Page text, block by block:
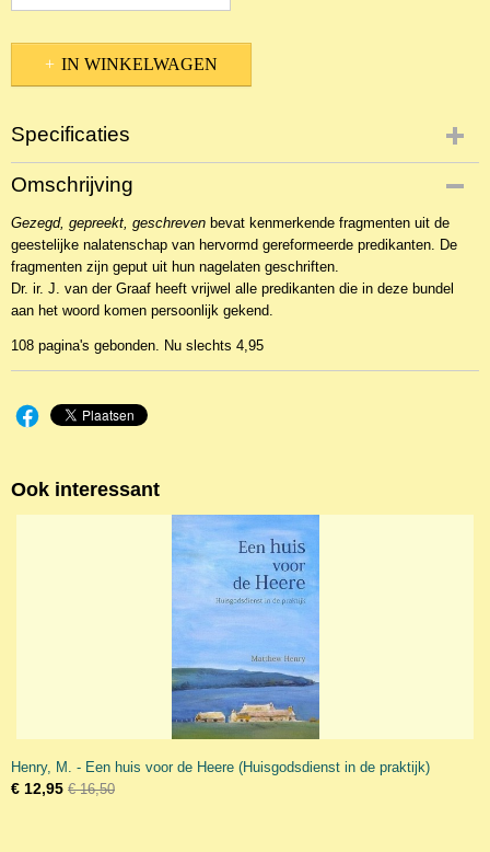
IN WINKELWAGEN
Specificaties
Productcode
NBKTDi-257
EAN code
9789033630453
Omschrijving
Gezegd, gepreekt, geschreven bevat kenmerkende fragmenten uit de
geestelijke nalatenschap van hervormd gereformeerde predikanten. De
fragmenten zijn geput uit hun nagelaten geschriften.
Dr. ir. J. van der Graaf heeft vrijwel alle predikanten die in deze bundel
aan het woord komen persoonlijk gekend.
108 pagina's gebonden. Nu slechts 4,95
Ook interessant
Henry, M. - Een huis voor de Heere (Huisgodsdienst in de praktijk)
€ 12,95 € 16,50